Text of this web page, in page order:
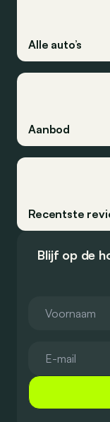
Alle auto’s
Aanbod
Recentste
Blijf op de